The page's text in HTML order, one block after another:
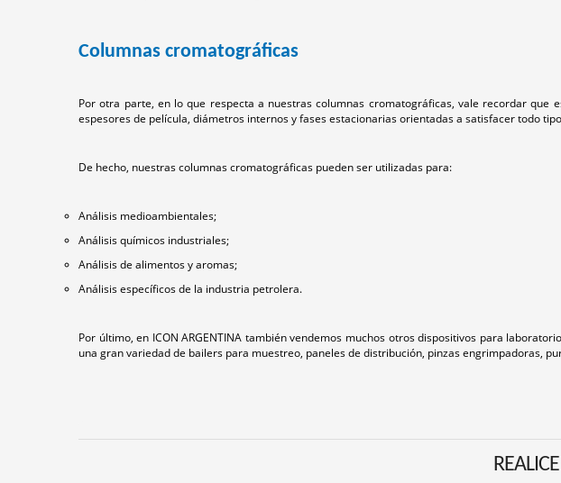
Columnas cromatográficas
Por otra parte, en lo que respecta a nuestras columnas cromatográficas, vale recordar
espesores de película, diámetros internos y fases estacionarias orientadas a satisfacer todo
De hecho, nuestras columnas cromatográficas pueden ser utilizadas para:
Análisis medioambientales;
Análisis químicos industriales;
Análisis de alimentos y aromas;
Análisis específicos de la industria petrolera.
Por último, en ICON ARGENTINA también vendemos muchos otros dispositivos para
una gran variedad de bailers para muestreo, paneles de distribución, pinzas engrimpadoras,